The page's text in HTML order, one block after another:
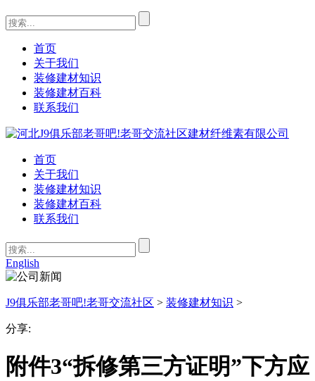
首页
关于我们
装修建材知识
装修建材百科
联系我们
首页
关于我们
装修建材知识
装修建材百科
联系我们
English
J9俱乐部老哥吧!老哥交流社区 > 装修建材知识 >
分享:
附件3“拆修第三方证明”下方应